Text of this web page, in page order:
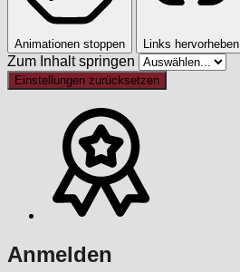
Animationen stoppen Links hervorheben
Zum Inhalt springen
Einstellungen zurücksetzen
Anmelden